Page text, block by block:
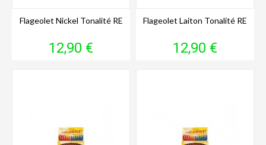
Flageolet Nickel Tonalité RE
Prix
12,90 €
Flageolet Laiton Tonalité RE
Prix
12,90 €